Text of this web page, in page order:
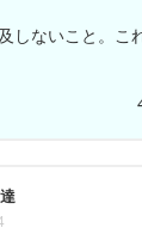
しないこと。こ